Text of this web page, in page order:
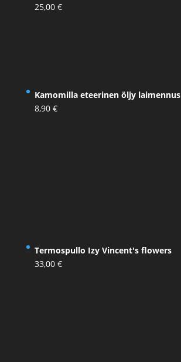
25,00 €
Kamomilla eteerinen öljy laimennus
8,90 €
Termospullo Izy Vincent's flowers
33,00 €